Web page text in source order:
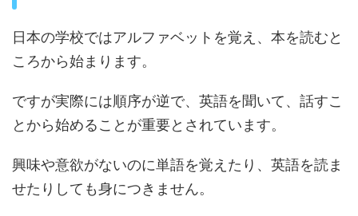
日本の学校ではアルファベットを覚え、本を読むと
ころから始まります。
ですが実際には順序が逆で、英語を聞いて、話すこ
とから始めることが重要とされています。
興味や意欲がないのに単語を覚えたり、英語を読ま
せたりしても身につきません。